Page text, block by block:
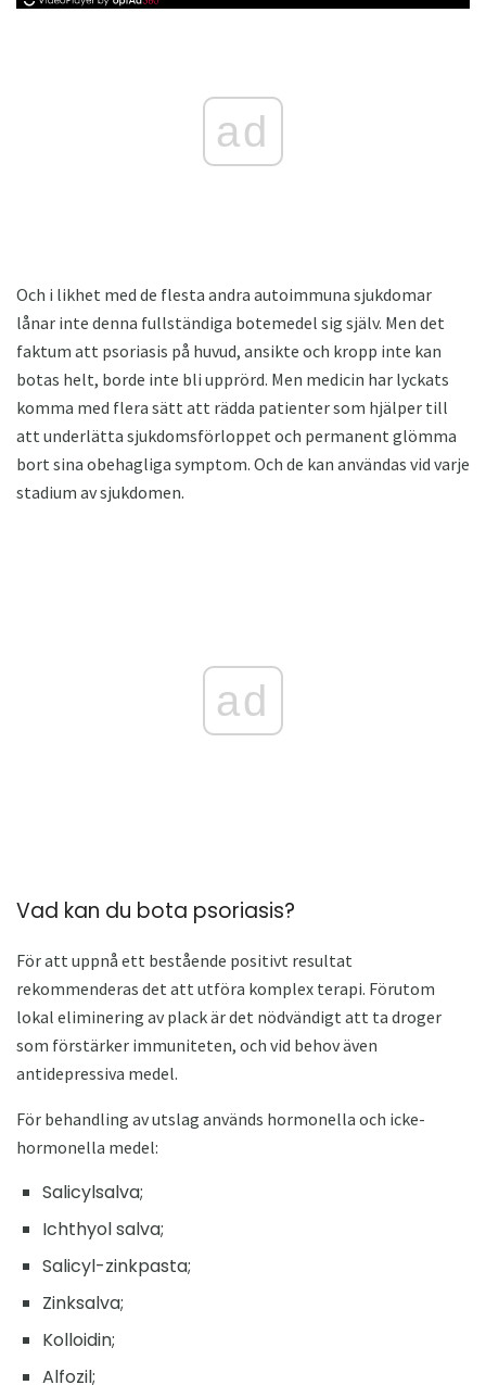
ad
Och i likhet med de flesta andra autoimmuna sjukdomar
lånar inte denna fullständiga botemedel sig själv. Men det
faktum att psoriasis på huvud, ansikte och kropp inte kan
botas helt, borde inte bli upprörd. Men medicin har lyckats
komma med flera sätt att rädda patienter som hjälper till
att underlätta sjukdomsförloppet och permanent glömma
bort sina obehagliga symptom. Och de kan användas vid varje
stadium av sjukdomen.
ad
Vad kan du bota psoriasis?
För att uppnå ett bestående positivt resultat
rekommenderas det att utföra komplex terapi. Förutom
lokal eliminering av plack är det nödvändigt att ta droger
som förstärker immuniteten, och vid behov även
antidepressiva medel.
För behandling av utslag används hormonella och icke-
hormonella medel:
Salicylsalva;
Ichthyol salva;
Salicyl-zinkpasta;
Zinksalva;
Kolloidin;
Alfozil;